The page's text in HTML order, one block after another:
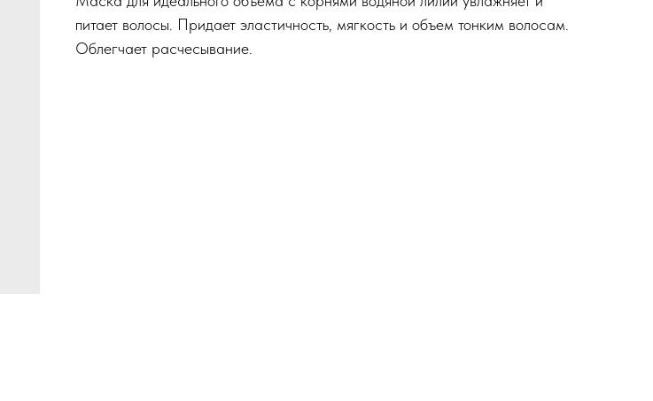
питает волосы. Придает эластичность, мягкость и объем тонким волосам.
Облегчает расчесывание.